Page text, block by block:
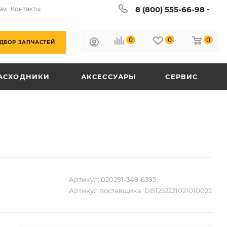
Контакты 8 (800) 555-66-98
ЗАПЧАСТЕЙ 0 0 0
АКСЕССУАРЫ СЕРВИС
Артикул: 020291-349-6395
Артикул поставщика: DB1252221021010022